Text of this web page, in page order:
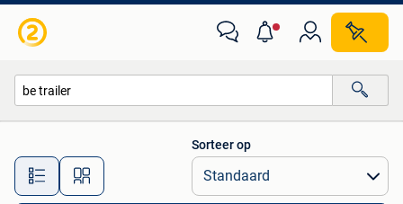
Alle afstanden…
Sorteer op